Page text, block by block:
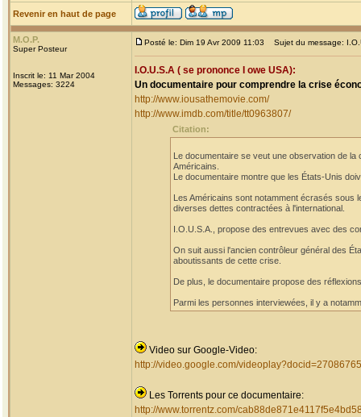
Revenir en haut de page
M.O.P.
Super Posteur
Inscrit le: 11 Mar 2004
Messages: 3224
Posté le: Dim 19 Avr 2009 11:03 Sujet du message:
I.O.U.S.A ( se prononce I owe USA):
Un documentaire pour comprendre la crise
http://www.iousathemovie.com/
http://www.imdb.com/title/tt0963807/
Citation:
Le documentaire se veut une observation de
Américains.
Le documentaire montre que les États-Unis
Les Américains sont notamment écrasés sous
diverses dettes contractées à l'international.
I.O.U.S.A., propose des entrevues avec des
On suit aussi l'ancien contrôleur général des
aboutissants de cette crise.
De plus, le documentaire propose des
Parmi les personnes interviewées, il y a
Video sur Google-Video:
http://video.google.com/
Les Torrents pour ce documentaire:
http://www.torrentz.com/